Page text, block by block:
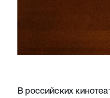
В российских